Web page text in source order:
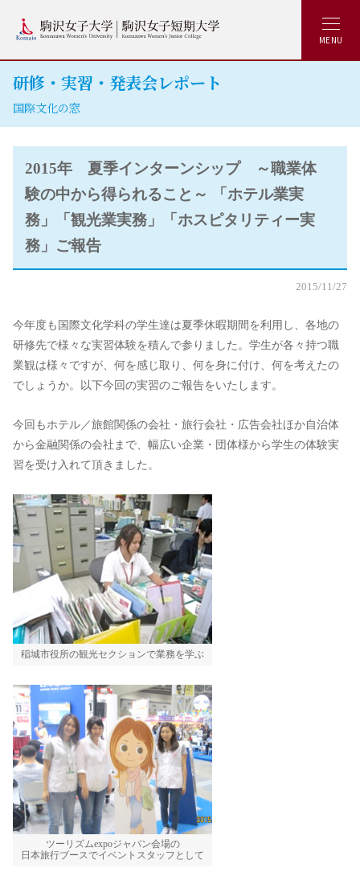
MENU
研修・実習・発表会レポート
国際文化の窓
2015年 夏季インターンシップ ～職業体
験の中から得られること～ 「ホテル業実
務」「観光業実務」「ホスピタリティー実
務」ご報告
2015/11/27
今年度も国際文化学科の学生達は夏季休暇期間を利用し、各地の
研修先で様々な実習体験を積んで参りました。学生が各々持つ職
業観は様々ですが、何を感じ取り、何を身に付け、何を考えたの
でしょうか。以下今回の実習のご報告をいたします。
今回もホテル／旅館関係の会社・旅行会社・広告会社ほか自治体
から金融関係の会社まで、幅広い企業・団体様から学生の体験実
習を受け入れて頂きました。
稲城市役所の観光セクションで業務を学ぶ
ツーリズムexpoジャパン会場の
日本旅行ブースでイベントスタッフとして